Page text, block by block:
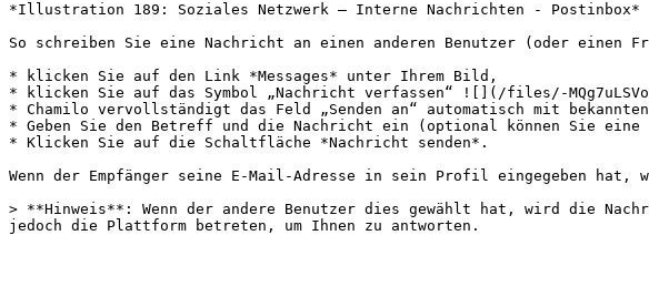
*Illustration 189: Soziales Netzwerk — Interne Nachrichten - Postinbox*
So schreiben Sie eine Nachricht an einen anderen Benutzer (oder einen
* klicken Sie auf den Link *Messages* unter Ihrem Bild,
* klicken Sie auf das Symbol „Nachricht verfassen“ ![](/files/-
* Chamilo vervollständigt das Feld „Senden an“ automatisch mit
* Geben Sie den Betreff und die Nachricht ein (optional können Sie eine
* Klicken Sie auf die Schaltfläche *Nachricht senden*.
Wenn der Empfänger seine E-Mail-Adresse in sein Profil eingegeben
> **Hinweis**: Wenn der andere Benutzer dies gewählt hat, wird die